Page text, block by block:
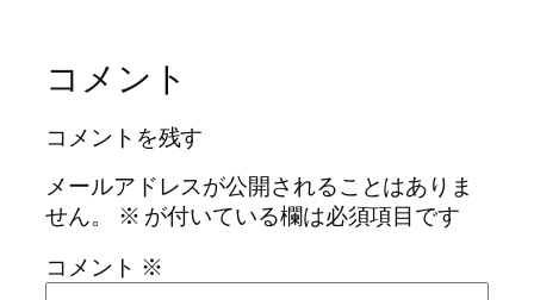
コメント
コメントを残す
メールアドレスが公開されることはありま
せん。
※ が付いている欄は必須項目です
コメント ※